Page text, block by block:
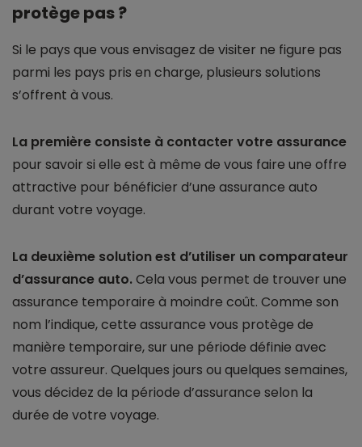
protège pas ?
Si le pays que vous envisagez de visiter ne figure pas
parmi les pays pris en charge, plusieurs solutions
s’offrent à vous.
La première consiste à contacter votre assurance
pour savoir si elle est à même de vous faire une offre
attractive pour bénéficier d’une assurance auto
durant votre voyage.
La deuxième solution est d’utiliser un comparateur
d’assurance auto.Cela vous permet de trouver une
assurance temporaire à moindre coût. Comme son
nom l’indique, cette assurance vous protège de
manière temporaire, sur une période définie avec
votre assureur. Quelques jours ou quelques semaines,
vous décidez de la période d’assurance selon la
durée de votre voyage.